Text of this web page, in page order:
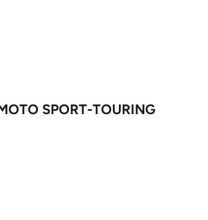
SPORT-TOURING